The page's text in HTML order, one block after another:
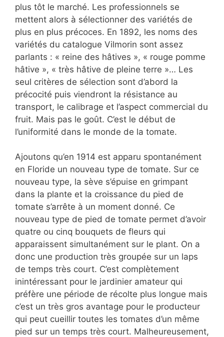
plus tôt le marché. Les professionnels se
mettent alors à sélectionner des variétés de
plus en plus précoces. En 1892, les noms des
variétés du catalogue Vilmorin sont assez
parlants : « reine des hâtives », « rouge pomme
hâtive », « très hâtive de pleine terre »… Les
seul critères de sélection sont d’abord la
précocité puis viendront la résistance au
transport, le calibrage et l’aspect commercial du
fruit. Mais pas le goût. C’est le début de
l’uniformité dans le monde de la tomate.
Ajoutons qu’en 1914 est apparu spontanément
en Floride un nouveau type de tomate. Sur ce
nouveau type, la sève s’épuise en grimpant
dans la plante et la croissance du pied de
tomate s’arrête à un moment donné. Ce
nouveau type de pied de tomate permet d’avoir
quatre ou cinq bouquets de fleurs qui
apparaissent simultanément sur le plant. On a
donc une production très groupée sur un laps
de temps très court. C’est complètement
inintéressant pour le jardinier amateur qui
préfère une période de récolte plus longue mais
c’est un très gros avantage pour le producteur
qui peut cueillir toutes les tomates d’un même
pied sur un temps très court. Malheureusement,